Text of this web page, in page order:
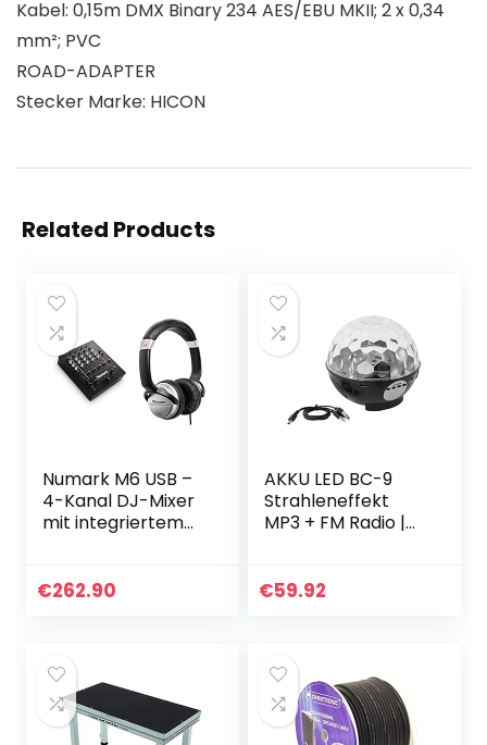
Kabel: 0,15m DMX Binary 234 AES/EBU MKII; 2 x 0,34
mm²; PVC
ROAD-ADAPTER
Stecker Marke: HICON
Related Products
Numark M6 USB –
4-Kanal DJ-Mixer
mit integriertem
Mikrofoneingang
€262.90
AKKU LED BC-9
Strahleneffekt
MP3 + FM Radio |
Spiegelkugeleffekt
€59.92